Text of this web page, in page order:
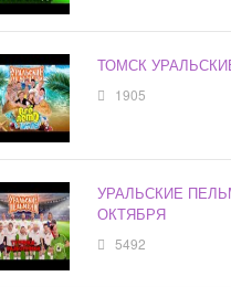
ТОМСК
1905
УРАЛЬСКИЕ
ОКТЯБРЯ
5492